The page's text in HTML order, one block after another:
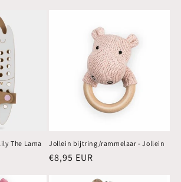
The Lama Jollein bijtring/rammelaar - Jollein
Normale
€8,95 EUR